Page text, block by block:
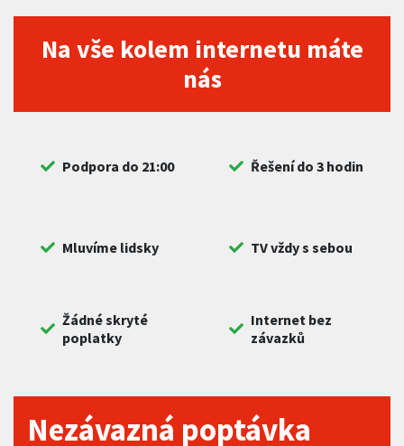
Na vše kolem internetu máte
nás
Podpora do 21:00 Řešení do 3 hodin
Mluvíme lidsky TV vždy s sebou
Žádné skryté
poplatky
Internet bez
závazků
Nezávazná poptávka